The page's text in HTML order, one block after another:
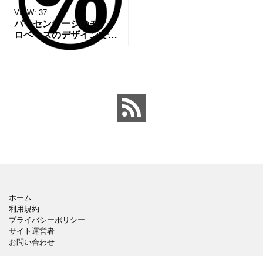
VIEW: 37
パーセンテージのモノク
ロベースのデザインで誰
でも受け入れやすいデザ
ホーム
利用規約
プライバシーポリシー
サイト運営者
お問い合わせ